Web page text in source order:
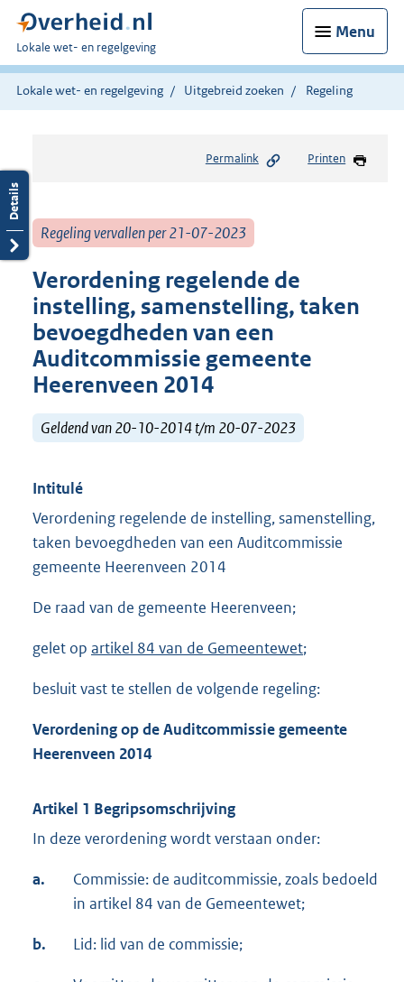
Menu
U
bent
hier:
Lokale wet- en regelgeving
Lokale wet- en regelgeving Uitgebreid zoeken Regeling
Permalink Printen
Regeling vervallen per 21-07-2023
Verordening regelende de
instelling, samenstelling, taken
bevoegdheden van een
Auditcommissie gemeente
Heerenveen 2014
Geldend van 20-10-2014 t/m 20-07-2023
Intitulé
Verordening regelende de instelling, samenstelling,
taken bevoegdheden van een Auditcommissie
gemeente Heerenveen 2014
De raad van de gemeente Heerenveen;
gelet op artikel 84 van de Gemeentewet;
besluit vast te stellen de volgende regeling:
Verordening op de Auditcommissie gemeente
Heerenveen 2014
Artikel 1 Begripsomschrijving
In deze verordening wordt verstaan onder:
a.
Commissie: de auditcommissie, zoals bedoeld
in artikel 84 van de Gemeentewet;
b. Lid: lid van de commissie;